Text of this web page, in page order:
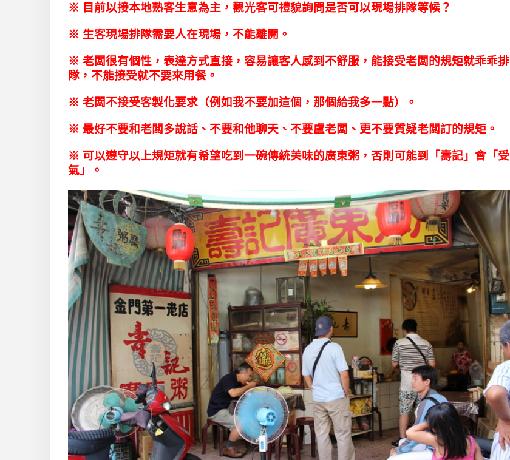
※ 目前以接本地熟客生意為主，觀光客可禮貌詢問是否可以現場排隊等候？
※ 生客現場排隊需要人在現場，不能離開。
※ 老闆很有個性，表達方式直接，容易讓客人感到不舒服，能接受老闆的規矩就乖乖排
隊，不能接受就不要來用餐。
※ 老闆不接受客製化要求（例如我不要加這個，那個給我多一點）。
※ 最好不要和老闆多說話、不要和他聊天、不要盧老闆、更不要質疑老闆訂的規矩。
※ 可以遵守以上規矩就有希望吃到一碗傳統美味的廣東粥，否則可能到「壽記」會「受
氣」。